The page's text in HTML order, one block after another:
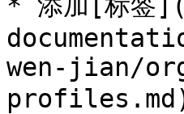
wen-jian/
profiles.md)